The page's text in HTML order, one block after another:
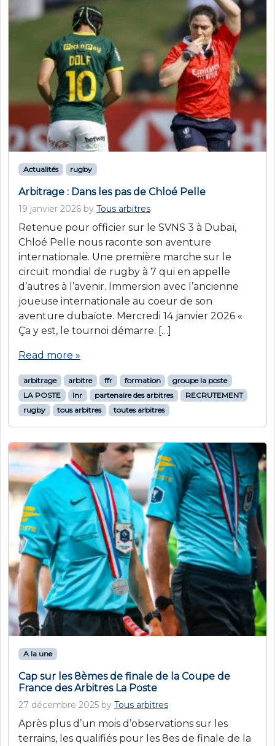
Actualités rugby
Arbitrage : Dans les pas de Chloé Pelle
19 janvier 2026 by Tous arbitres
Retenue pour officier sur le SVNS 3 à Dubaï,
Chloé Pelle nous raconte son aventure
internationale. Une première marche sur le
circuit mondial de rugby à 7 qui en appelle
d’autres à l’avenir. Immersion avec l’ancienne
joueuse internationale au coeur de son
aventure dubaïote. Mercredi 14 janvier 2026 «
Ça y est, le tournoi démarre. […]
Read more »
arbitrage arbitre ffr formation
groupe la poste
LA POSTE
lnr partenaire des arbitres
RECRUTEMENT
rugby
tous arbitres toutes arbitres
A la une
Cap sur les 8èmes de finale de la Coupe de
France des Arbitres La Poste
27 décembre 2025 by Tous arbitres
Après plus d’un mois d’observations sur les
terrains, les qualifiés pour les 8es de finale de la